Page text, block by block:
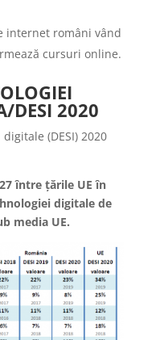
internet români vând
cursuri online.
DESI 2020
(DESI) 2020
între țările UE în
digitale de
media UE.